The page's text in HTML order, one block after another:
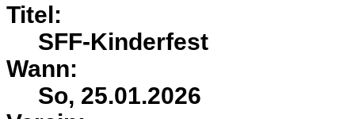
Titel:
SFF-Kinderfest
Wann:
So, 25.01.2026